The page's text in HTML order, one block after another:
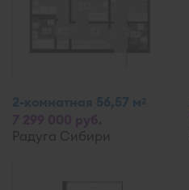
2-комнатная 56,57 м2
Радуга Сибири